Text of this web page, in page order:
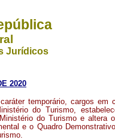
Jurídicos
2020
temporário, cargos em
do Turismo,
do Turismo e altera
e o Quadro